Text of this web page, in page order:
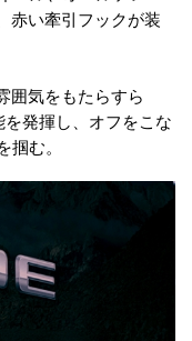
赤い牽引フックが装
囲気をもたらすら
を発揮し、オフをこな
む。